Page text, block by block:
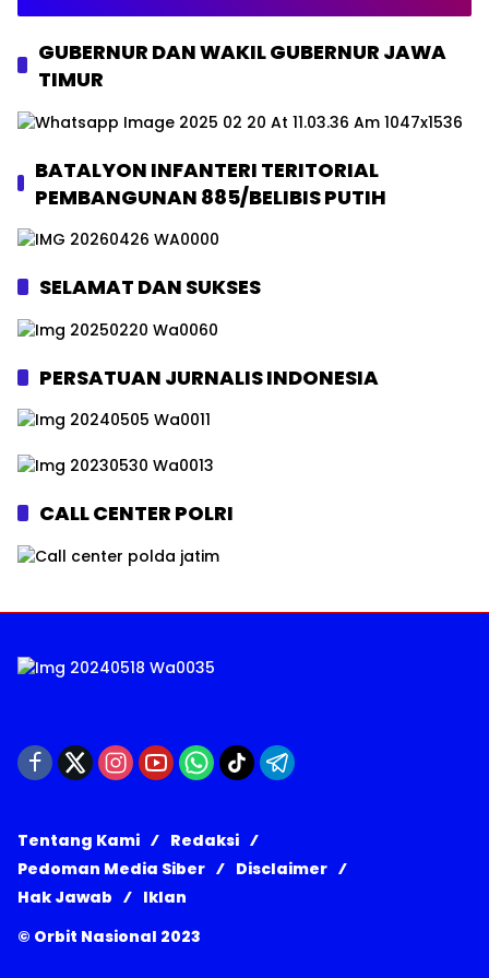
GUBERNUR DAN WAKIL GUBERNUR JAWA
TIMUR
BATALYON INFANTERI TERITORIAL
PEMBANGUNAN 885/BELIBIS PUTIH
SELAMAT DAN SUKSES
PERSATUAN JURNALIS INDONESIA
CALL CENTER POLRI
Tentang Kami
Redaksi
Pedoman Media Siber
Disclaimer
Hak Jawab
Iklan
© Orbit Nasional 2023